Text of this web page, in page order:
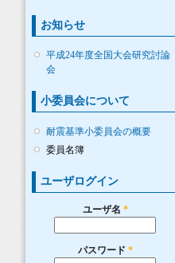
お知らせ
平成24年度全国大会研究討論
会
小委員会について
耐震基準小委員会の概要
委員名簿
ユーザログイン
ユーザ名 *
パスワード *